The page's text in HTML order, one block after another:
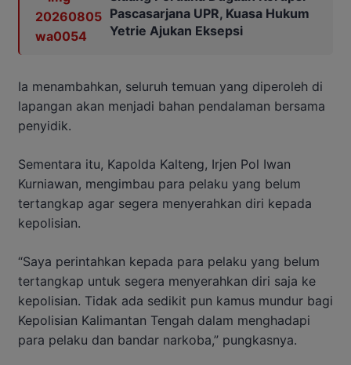
Pascasarjana UPR, Kuasa Hukum
Yetrie Ajukan Eksepsi
Ia menambahkan, seluruh temuan yang diperoleh di
lapangan akan menjadi bahan pendalaman bersama
penyidik.
Sementara itu, Kapolda Kalteng, Irjen Pol Iwan
Kurniawan, mengimbau para pelaku yang belum
tertangkap agar segera menyerahkan diri kepada
kepolisian.
“Saya perintahkan kepada para pelaku yang belum
tertangkap untuk segera menyerahkan diri saja ke
kepolisian. Tidak ada sedikit pun kamus mundur bagi
Kepolisian Kalimantan Tengah dalam menghadapi
para pelaku dan bandar narkoba,” pungkasnya.